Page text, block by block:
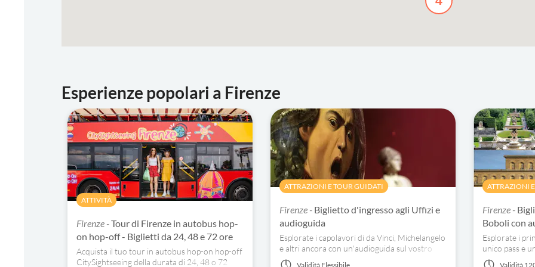
Esperienze popolari a Firenze
ATTIVITÀ
Firenze -Tour di Firenze in autobus hop-
on hop-off - Biglietti da 24, 48 e 72 ore
Acquista il tuo tour in autobus hop-on hop-off
CitySightseeing della durata di 24, 48 o 72
ATTRAZIONI E TOUR GUIDATI
Firenze - Biglietto d'ingresso agli Uffizi e
audioguida
Esplorate i capolavori di da Vinci, Michelangelo
e altri ancora con un'audioguida sul vostro
smartphone.
Validità Flessibile
ATTRAZIONI
Firenze -
Boboli con
Esplorate i
unico pass e
smartphone.
Validità